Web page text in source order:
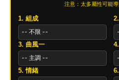
注意：太多屬性可能導
1. 組成
3. 曲風一
5. 情緒